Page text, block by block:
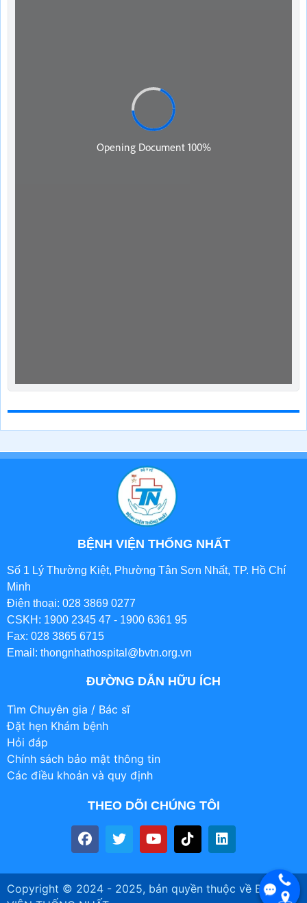
BỆNH VIỆN THỐNG NHẤT
Số 1 Lý Thường Kiệt, Phường Tân Sơn Nhất, TP. Hồ Chí
Minh
Điện thoại: 028 3869 0277
CSKH: 1900 2345 47 - 1900 6361 95
Fax: 028 3865 6715
Email: thongnhathospital@bvtn.org.vn
ĐƯỜNG DẪN HỮU ÍCH
Tìm Chuyên gia / Bác sĩ
Đặt hẹn Khám bệnh
Hỏi đáp
Chính sách bảo mật thông tin
Các điều khoản và quy định
THEO DÕI CHÚNG TÔI
Copyright © 2024 - 2025, bản quyền thuộc về BỆNH